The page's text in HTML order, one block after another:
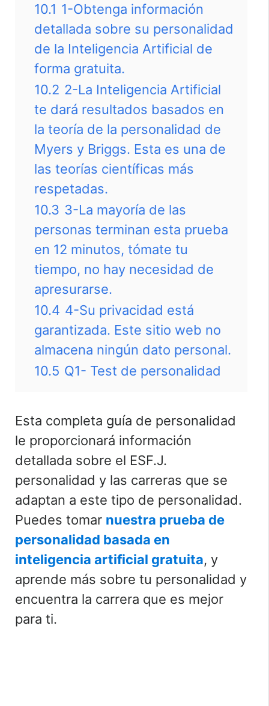
10.1 1-Obtenga información
detallada sobre su personalidad
de la Inteligencia Artificial de
forma gratuita.
10.2 2-La Inteligencia Artificial
te dará resultados basados en
la teoría de la personalidad de
Myers y Briggs. Esta es una de
las teorías científicas más
respetadas.
10.3 3-La mayoría de las
personas terminan esta prueba
en 12 minutos, tómate tu
tiempo, no hay necesidad de
apresurarse.
10.4 4-Su privacidad está
garantizada. Este sitio web no
almacena ningún dato personal.
10.5 Q1- Test de personalidad
Esta completa guía de personalidad
le proporcionará información
detallada sobre el ESF.J.
personalidad y las carreras que se
adaptan a este tipo de personalidad.
Puedes tomar nuestra prueba de
personalidad basada en
inteligencia artificial gratuita, y
aprende más sobre tu personalidad y
encuentra la carrera que es mejor
para ti.